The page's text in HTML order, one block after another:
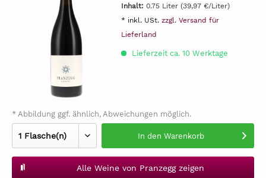
Inhalt: 0.75 Liter (39,97 €/Liter)
* inkl. USt. zzgl. Versand für
Lieferland
Lieferzeit ca. 10 Werktage
* Abbildung ggf. ähnlich, Abweichungen möglich.
In den Warenkorb
Alle Weine von Pranzegg zeigen